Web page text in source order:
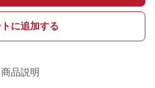
トに追加する
商品説明